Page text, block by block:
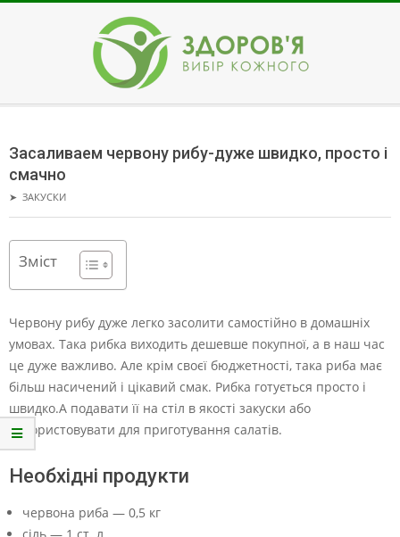
ЗДОРОВ'Я
Menu
Засаливаем червону рибу-дуже швидко, просто і
смачно
➤ ЗАКУСКИ
Зміст
Червону рибу дуже легко засолити самостійно в домашніх
умовах. Така рибка виходить дешевше покупної, а в наш час
це дуже важливо. Але крім своєї бюджетності, така риба має
більш насичений і цікавий смак. Рибка готується просто і
швидко.А подавати її на стіл в якості закуски або
використовувати для приготування салатів.
Необхідні продукти
червона риба — 0,5 кг